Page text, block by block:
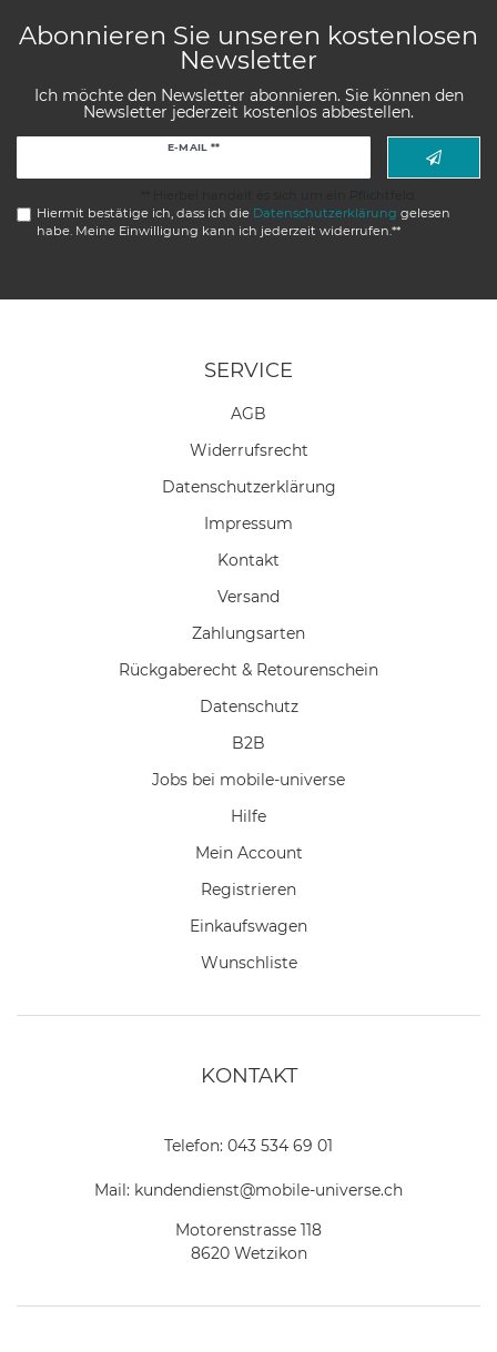
Abonnieren Sie unseren kostenlosen
Newsletter
Ich möchte den Newsletter abonnieren. Sie können den
Newsletter jederzeit kostenlos abbestellen.
E-MAIL **
Hiermit bestätige ich, dass ich die Daten­schutz­erklärung gelesen
habe. Meine Einwilligung kann ich jederzeit widerrufen.**
SERVICE
AGB
Widerrufs­recht
Daten­schutz­erklärung
Impressum
Kontakt
Versand
Zahlungsarten
Rückgaberecht & Retourenschein
Datenschutz
B2B
Jobs bei mobile-universe
Hilfe
Mein Account
Registrieren
Einkaufswagen
Wunschliste
KONTAKT
Telefon: 043 534 69 01
Mail: kundendienst@mobile-universe.ch
Motorenstrasse 118
8620 Wetzikon